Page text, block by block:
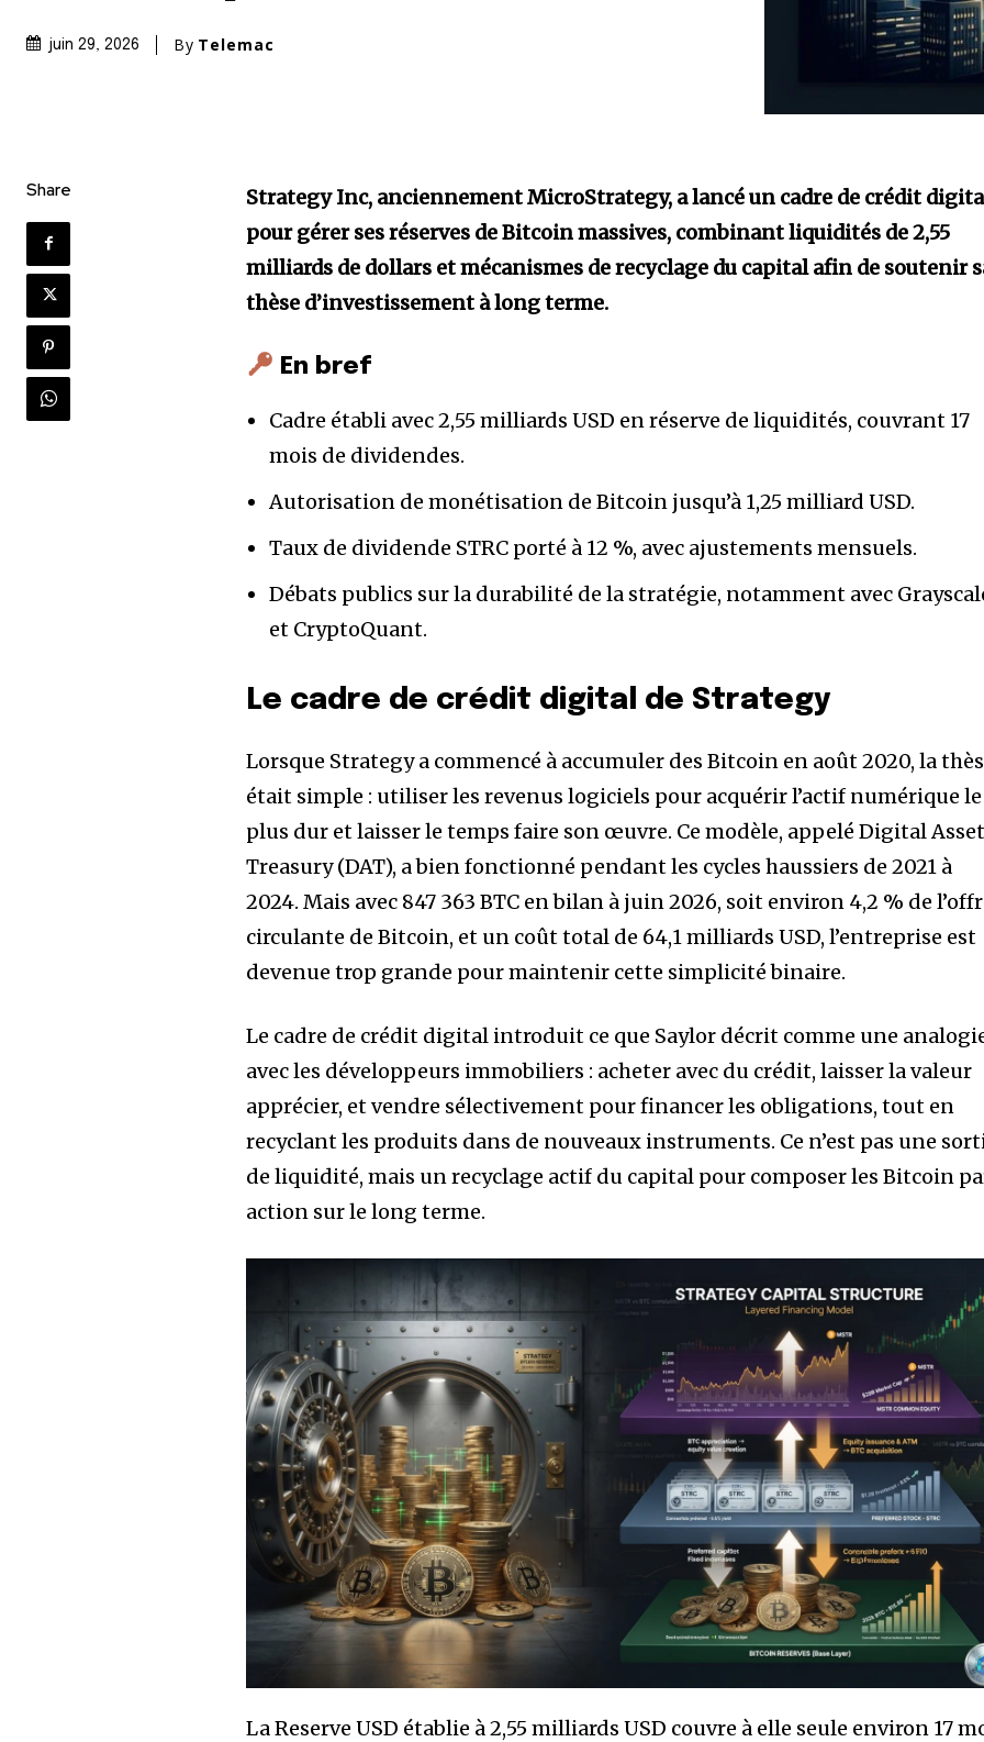
juin 29, 2026 By Telemac
Share
Strategy Inc, anciennement MicroStrategy, a lancé un cadre de crédit
pour gérer ses réserves de Bitcoin massives, combinant liquidités de 2,55
milliards de dollars et mécanismes de recyclage du capital afin de soutenir
thèse d’investissement à long terme.
En bref
Cadre établi avec 2,55 milliards USD en réserve de liquidités, couvrant 17
mois de dividendes.
Autorisation de monétisation de Bitcoin jusqu’à 1,25 milliard USD.
Taux de dividende STRC porté à 12 %, avec ajustements mensuels.
Débats publics sur la durabilité de la stratégie, notamment avec
et CryptoQuant.
Le cadre de crédit digital de Strategy
Lorsque Strategy a commencé à accumuler des Bitcoin en août 2020, la
était simple : utiliser les revenus logiciels pour acquérir l’actif numérique le
plus dur et laisser le temps faire son œuvre. Ce modèle, appelé Digital Asset
Treasury (DAT), a bien fonctionné pendant les cycles haussiers de 2021 à
2024. Mais avec 847 363 BTC en bilan à juin 2026, soit environ 4,2 % de
circulante de Bitcoin, et un coût total de 64,1 milliards USD, l’entreprise est
devenue trop grande pour maintenir cette simplicité binaire.
Le cadre de crédit digital introduit ce que Saylor décrit comme une
avec les développeurs immobiliers : acheter avec du crédit, laisser la valeur
apprécier, et vendre sélectivement pour financer les obligations, tout en
recyclant les produits dans de nouveaux instruments. Ce n’est pas une
de liquidité, mais un recyclage actif du capital pour composer les Bitcoin
action sur le long terme.
La Reserve USD établie à 2,55 milliards USD couvre à elle seule environ 17